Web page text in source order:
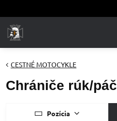
CESTNÉ MOTOCYKLE
Chrániče rúk/
Pozícia